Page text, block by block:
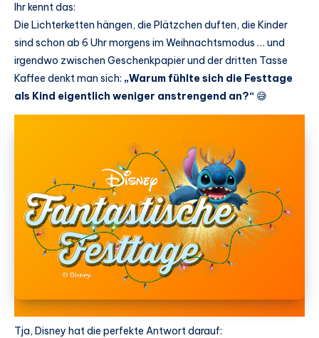
Ihr kennt das:
Die Lichterketten hängen, die Plätzchen duften, die Kinder
sind schon ab 6 Uhr morgens im Weihnachtsmodus … und
irgendwo zwischen Geschenkpapier und der dritten Tasse
Kaffee denkt man sich: „Warum fühlte sich die Festtage
als Kind eigentlich weniger anstrengend an?“ 😅
Tja, Disney hat die perfekte Antwort darauf: